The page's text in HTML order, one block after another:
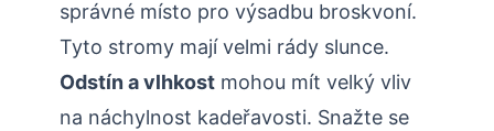
správné místo pro výsadbu broskvoní.
Tyto stromy mají velmi ⁤rády slunce.
Odstín a vlhkost mohou mít velký vliv
na náchylnost kadeřavosti. Snažte⁣ se